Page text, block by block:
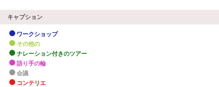
キャプション
ワークショップ
その他の
ナレーション付きのツアー
語り手の輪
会議
コンテリエ